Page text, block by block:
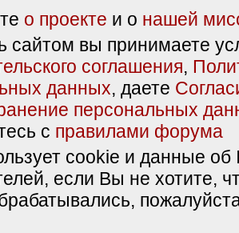
о проекте и о нашей
сайтом вы принимаете
соглашения,
данных, даете
персональных
с правилами форума
cookie и данные об
если Вы не хотите,